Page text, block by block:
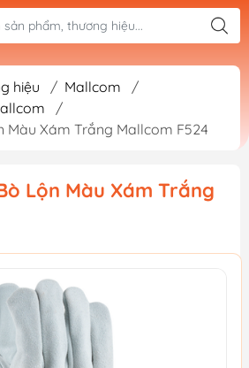
hiệu / Mallcom
/
/
Màu Xám Trắng Mallcom F524
Lộn Màu Xám Trắng